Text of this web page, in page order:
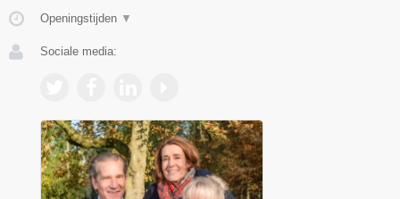
Openingstijden ▼
Sociale media: